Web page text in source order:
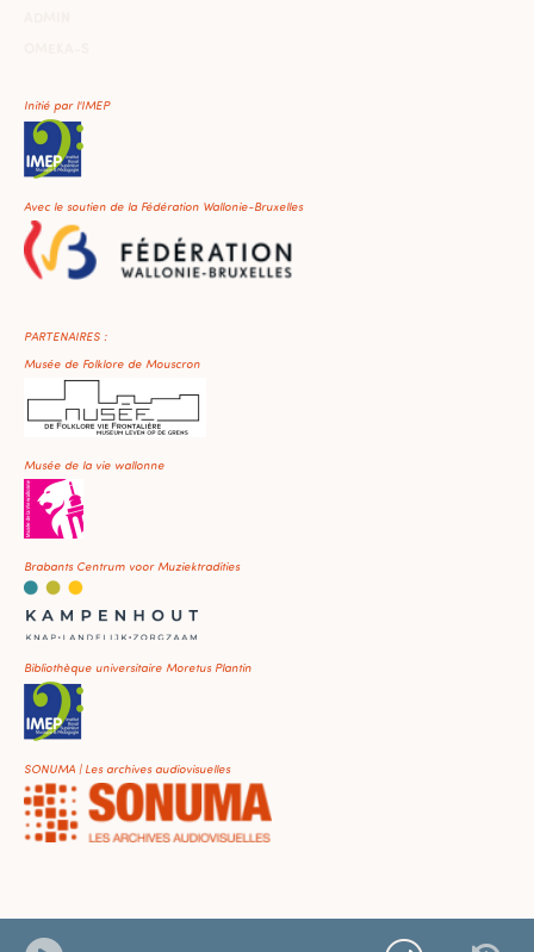
Initié par l'IMEP
Avec le soutien de la Fédération Wallonie-Bruxelles
PARTENAIRES :
Musée de Folklore de Mouscron
Musée de la vie wallonne
Brabants Centrum voor Muziektradities
Bibliothèque universitaire Moretus Plantin
SONUMA | Les archives audiovisuelles